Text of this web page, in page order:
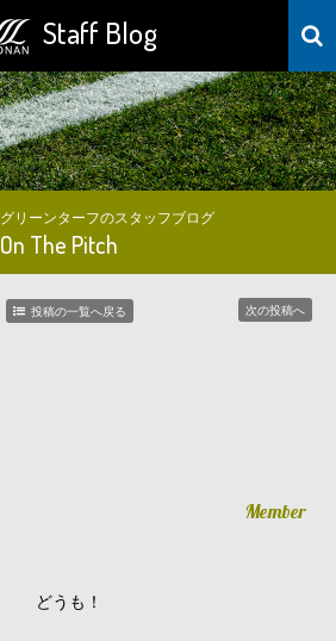
Staff Blog
グリーンターフのスタッフブログ
On The Pitch
投稿の一覧へ戻る 次の投稿へ
Member
どうも！